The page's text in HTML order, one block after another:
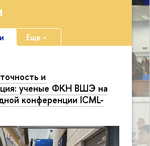
Еще
и
ученые ФКН ВШЭ на
конференции ICML-